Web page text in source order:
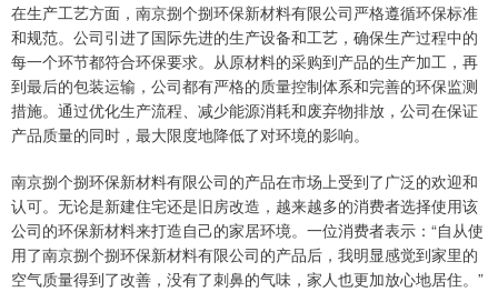
在生产工艺方面，南京捌个捌环保新材料有限公司严格遵循环保标准
和规范。公司引进了国际先进的生产设备和工艺，确保生产过程中的
每一个环节都符合环保要求。从原材料的采购到产品的生产加工，再
到最后的包装运输，公司都有严格的质量控制体系和完善的环保监测
措施。通过优化生产流程、减少能源消耗和废弃物排放，公司在保证
产品质量的同时，最大限度地降低了对环境的影响。
南京捌个捌环保新材料有限公司的产品在市场上受到了广泛的欢迎和
认可。无论是新建住宅还是旧房改造，越来越多的消费者选择使用该
公司的环保新材料来打造自己的家居环境。一位消费者表示：“自从使
用了南京捌个捌环保新材料有限公司的产品后，我明显感觉到家里的
空气质量得到了改善，没有了刺鼻的气味，家人也更加放心地居住。”